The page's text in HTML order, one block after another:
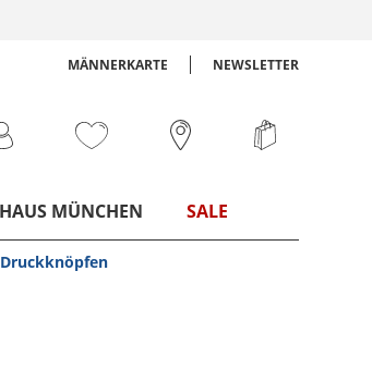
MÄNNERKARTE NEWSLETTER
HAUS MÜNCHEN SALE